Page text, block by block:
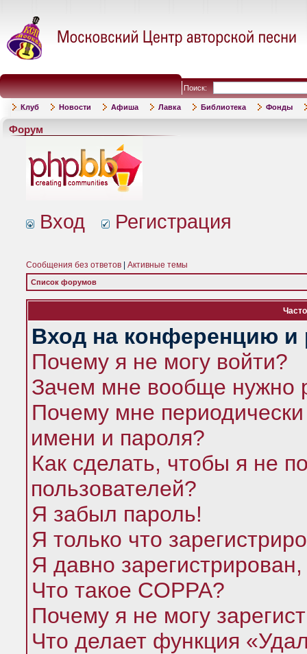
Поиск:
Клуб Новости Афиша Лавка Библиотека Фонды
Форум
Вход Регистрация
Сообщения без ответов Активные темы
Список форумов
Вход на конференцию и
Почему я не могу войти?
Зачем мне вообще нужно
Почему мне
имени и пароля?
Как сделать, чтобы я не
пользователей?
Я забыл пароль!
Я только что
Я давно
Что такое COPPA?
Почему я не могу
Что делает функция